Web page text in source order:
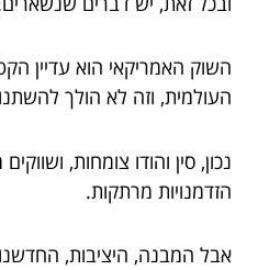
השוק האמריקאי הוא עדיין
העולמית, וזה לא הולך
נכון, סין והודו צומחות,
הזדמנויות מרתקות.
אבל המבנה, היציבות,